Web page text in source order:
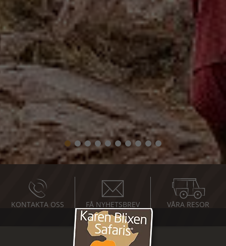
KONTAKTA OSS FÅ NYHETSBREV VÅRA RESOR